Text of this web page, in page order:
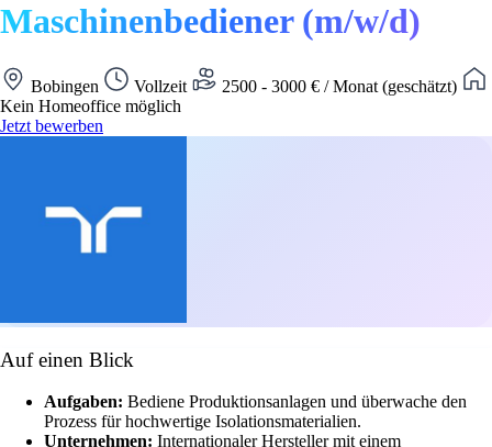
Maschinenbediener (m/w/d)
Bobingen Vollzeit
2500 - 3000 € / Monat (geschätzt)
Kein Homeoffice möglich
Jetzt bewerben
Auf einen Blick
Aufgaben: Bediene Produktionsanlagen und überwache den
Prozess für hochwertige Isolationsmaterialien.
Unternehmen: Internationaler Hersteller mit einem